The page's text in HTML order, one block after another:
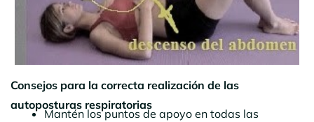
Consejos para la correcta realización de las
autoposturas respiratorias
Mantén los puntos de apoyo en todas las